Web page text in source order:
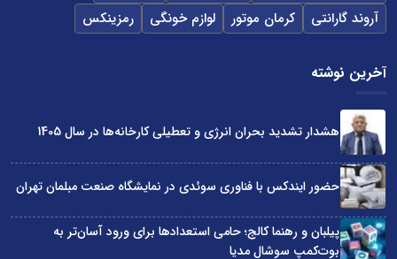
آروند گارانتی
کرمان موتور لوازم خونگی رمزینکس
آخرین نوشته
هشدار تشدید بحران انرژی و تعطیلی کارخانه‌ها در سال 1405
حضور ایندکس با فناوری سوئدی در نمایشگاه صنعت مبلمان تهران
پیلبان و رهنما کالج؛ حامی استعدادها برای ورود آسان‌تر به
بوت‌کمپ سوشال مدیا